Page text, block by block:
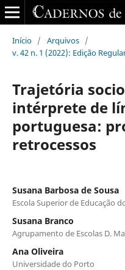
Início / Arquivos /
v. 42 n. 1 (2022): Edição
Trajetória
intérprete de
portuguesa:
retrocessos
Susana Barbosa de Sousa
Escola Superior de Educação
Susana Branco
Agrupamento de Escolas D.
Ana Oliveira
Universidade do Porto